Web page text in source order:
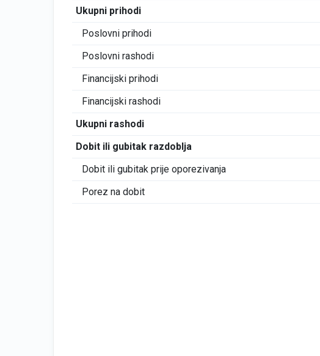
Ukupni prihodi
Poslovni prihodi
Poslovni rashodi
Financijski prihodi
Financijski rashodi
Ukupni rashodi
Dobit ili gubitak razdoblja
Dobit ili gubitak prije oporezivanja
Porez na dobit